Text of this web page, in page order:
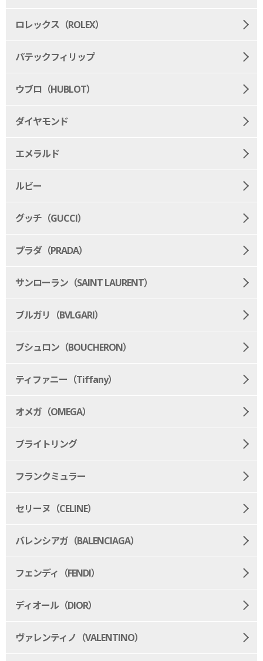
ロレックス（ROLEX）
パテックフィリップ
ウブロ（HUBLOT）
ダイヤモンド
エメラルド
ルビー
グッチ（GUCCI）
プラダ（PRADA）
サンローラン（SAINT LAURENT）
ブルガリ（BVLGARI）
ブシュロン（BOUCHERON）
ティファニー（Tiffany）
オメガ（OMEGA）
ブライトリング
フランクミュラー
セリーヌ（CELINE）
バレンシアガ（BALENCIAGA）
フェンディ（FENDI）
ディオール（DIOR）
ヴァレンティノ（VALENTINO）